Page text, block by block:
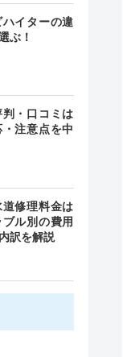
イターの違
ぶ！
・口コミは
注意点を中
修理料金は
ル別の費用
訳を解説